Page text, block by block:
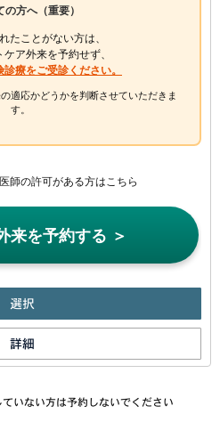
方へ（重要）
たことがない方は、
ア外来を予約せず、
療をご受診ください。
適応かどうかを判断させていただきま
す。
師の許可がある方はこちら
来を予約する ＞
選択
詳細
いない方は予約しないでください